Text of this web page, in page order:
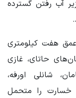
آب رفتن گسترده
عمق هفت کیلومتری
حاتای، غازی
شانلی اورفه،
خسارت را متحمل